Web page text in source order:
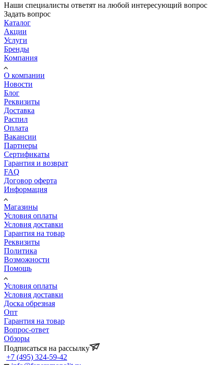
Наши специалисты ответят на любой интересующий вопрос
Задать вопрос
Каталог
Акции
Услуги
Бренды
Компания
О компании
Новости
Блог
Реквизиты
Доставка
Распил
Оплата
Вакансии
Партнеры
Сертификаты
Гарантия и возврат
FAQ
Договор оферта
Информация
Магазины
Условия оплаты
Условия доставки
Гарантия на товар
Реквизиты
Политика
Возможности
Помощь
Условия оплаты
Условия доставки
Доска обрезная
Опт
Гарантия на товар
Вопрос-ответ
Обзоры
Подписаться на рассылку
+7 (495) 324-59-42